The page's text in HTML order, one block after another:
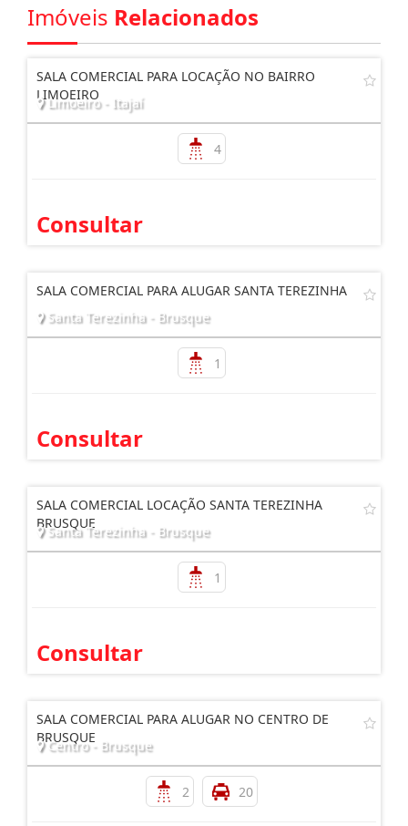
Imóveis Relacionados
SALA COMERCIAL PARA LOCAÇÃO NO BAIRRO
LIMOEIRO
Limoeiro - Itajaí
4
Consultar
SALA COMERCIAL PARA ALUGAR SANTA TEREZINHA
Santa Terezinha - Brusque
1
Consultar
SALA COMERCIAL LOCAÇÃO SANTA TEREZINHA
BRUSQUE
Santa Terezinha - Brusque
1
Consultar
SALA COMERCIAL PARA ALUGAR NO CENTRO DE
BRUSQUE
Centro - Brusque
2 20